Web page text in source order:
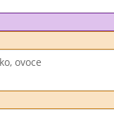
ovoce